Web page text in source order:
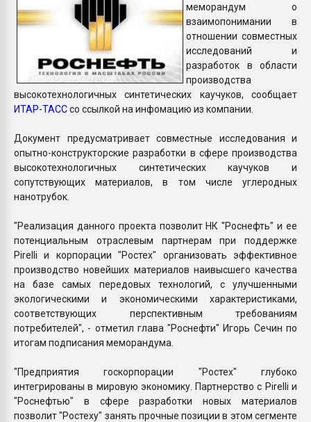
меморандум о
взаимопонимании в
отношении совместных
исследований и
разработок в области
производства
высокотехнологичных синтетических каучуков, сообщает
ИТАР-ТАССсо ссылкой на инфомацию из компании.
Документ предусматривает совместные исследования и
опытно-конструкторские разработки в сфере производства
высокотехнологичных синтетических каучуков и
сопутствующих материалов, в том числе углеродных
нанотрубок.
"Реализация данного проекта позволит НК "Роснефть" и ее
потенциальным отраслевым партнерам при поддержке
Pirelli и корпорации "Ростех" организовать эффективное
производство новейших материалов наивысшего качества
на базе самых передовых технологий, с улучшенными
экологическими и экономическими характеристиками,
соответствующих перспективным требованиям
потребителей", - отметил глава "Роснефти" Игорь Сечин по
итогам подписания меморандума.
"Предприятия госкорпорации "Ростех" глубоко
интегрированы в мировую экономику. Партнерство с Pirelli и
"Роснефтью" в сфере разработки новых материалов
позволит "Ростеху" занять прочные позиции в этом сегменте